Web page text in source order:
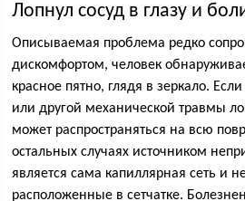
Лопнул сосуд в глазу и
Описываемая проблема редко
дискомфортом, человек
красное пятно, глядя в зеркало.
или другой механической травмы
может распространяться на всю
остальных случаях источником
является сама капиллярная сеть и
расположенные в сетчатке.